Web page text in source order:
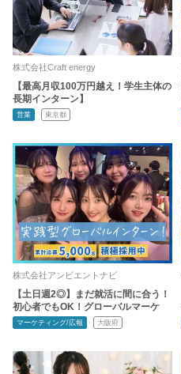
株式会社Craft energy
【最高月収100万円越え！学生主体の
長期インターン】
営業 東京都
株式会社アンビエントナビ
【土日週2◎】まだ就活に間に合う！
初心者でもOK！グローバルマーケ
マーケティング/広報 大阪府